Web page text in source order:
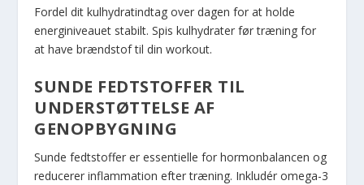
Fordel dit kulhydratindtag over dagen for at holde
energiniveauet stabilt. Spis kulhydrater før træning for
at have brændstof til din workout.
SUNDE FEDTSTOFFER TIL
UNDERSTØTTELSE AF
GENOPBYGNING
Sunde fedtstoffer er essentielle for hormonbalancen og
reducerer inflammation efter træning. Inkludér omega-3